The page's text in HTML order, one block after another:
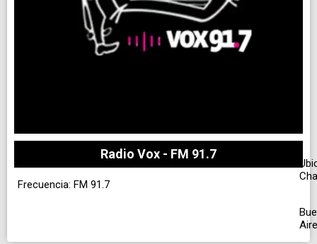
Radio Vox - FM 91.7
Frecuencia: FM 91.7